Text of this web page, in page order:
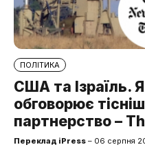
ПОЛІТИКА
США та Ізраїль.
обговорює
партнерство –
Переклад iPress – 06 серпня